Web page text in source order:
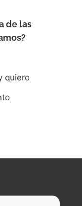
de las
quiero